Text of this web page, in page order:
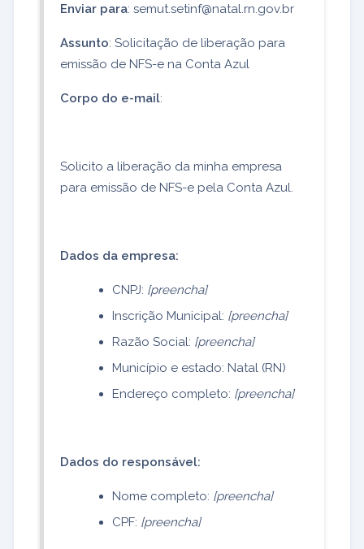
Enviar para: semut.setinf@natal.rn.gov.br
Assunto: Solicitação de liberação para
emissão de NFS-e na Conta Azul
Corpo do e-mail:
Solicito a liberação da minha empresa
para emissão de NFS-e pela Conta Azul.
Dados da empresa:
CNPJ: [preencha]
Inscrição Municipal: [preencha]
Razão Social: [preencha]
Município e estado: Natal (RN)
Endereço completo: [preencha]
Dados do responsável:
Nome completo: [preencha]
CPF: [preencha]